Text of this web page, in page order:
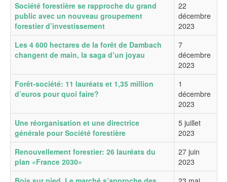
Société forestière se rapproche du grand
public avec un nouveau groupement
forestier d’investissement
22
décembre
2023
Les 4 600 hectares de la forêt de Dambach
changent de main, la saga d’un joyau
7
décembre
2023
Forêt-société: 11 lauréats et 1,35 million
d’euros pour quoi faire?
1
décembre
2023
Une réorganisation et une directrice
générale pour Société forestière
5 juillet
2023
Renouvellement forestier: 26 lauréats du
plan «France 2030»
27 juin
2023